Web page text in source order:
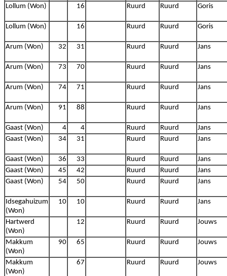
Lollum (Won) 16 Ruurd Ruurd Goris
Lollum (Won) 16 Ruurd Ruurd Goris
Arum (Won) 32 31 Ruurd Ruurd Jans
Arum (Won) 73 70 Ruurd Ruurd Jans
Arum (Won) 74 71 Ruurd Ruurd Jans
Arum (Won) 91 88 Ruurd Ruurd Jans
Gaast (Won) 4 4 Ruurd Ruurd
Jans
Gaast (Won)
34 31 Ruurd Ruurd Jans
Gaast (Won) 36 33 Ruurd Ruurd
Jans
Gaast (Won)
45 42 Ruurd Ruurd
Jans
Gaast (Won)
54 50 Ruurd Ruurd Jans
Idsegahuizum
(Won)
10 10 Ruurd Ruurd Jans
Hartwerd
(Won)
12 Ruurd Ruurd Jouws
Makkum
(Won)
90 65 Ruurd Ruurd Jouws
Makkum
(Won)
67 Ruurd Ruurd Jouws